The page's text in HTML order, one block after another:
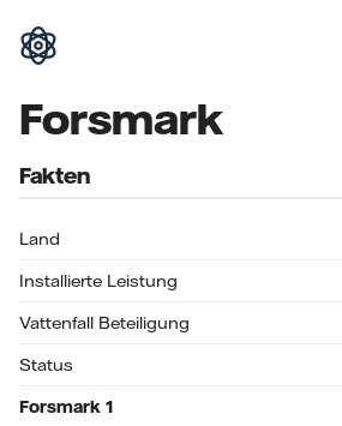
Forsmark
Fakten
Land
Installierte Leistung
Vattenfall Beteiligung
Status
Forsmark 1